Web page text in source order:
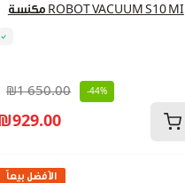
مكنسة ROBOT VACUUM S10 MI
₪1 650.00 -44%
₪929.00
الأفضل بيعاً